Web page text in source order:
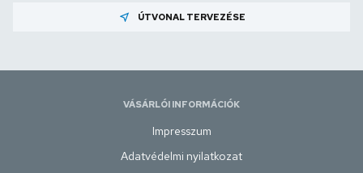
near_me ÚTVONAL TERVEZÉSE
VÁSÁRLÓI INFORMÁCIÓK
Impresszum
Adatvédelmi nyilatkozat